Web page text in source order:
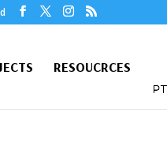
RESOUCRCES